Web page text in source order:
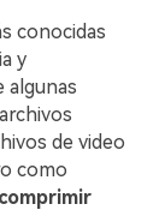
conocidas
y
algunas
de video
como
comprimir